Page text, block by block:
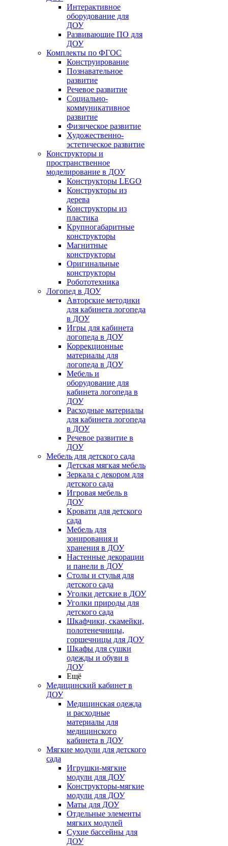
Интерактивное
оборудование для
ДОУ
Развивающие ПО для
ДОУ
Комплекты по ФГОС
Конструирование
Познавательное
развитие
Речевое развитие
Социально-
коммуникативное
развитие
Физическое развитие
Художественно-
эстетическое развитие
Конструкторы и
пространственное
моделирование в ДОУ
Конструкторы LEGO
Конструкторы из
дерева
Конструкторы из
пластика
Крупногабаритные
конструкторы
Магнитные
конструкторы
Оригинальные
конструкторы
Робототехника
Логопед в ДОУ
Авторские методики
для кабинета логопеда
в ДОУ
Игры для кабинета
логопеда в ДОУ
Коррекционные
материалы для
логопеда в ДОУ
Мебель и
оборудование для
кабинета логопеда в
ДОУ
Расходные материалы
для кабинета логопеда
в ДОУ
Речевое развитие в
ДОУ
Мебель для детского сада
Детская мягкая мебель
Зеркала с декором для
детского сада
Игровая мебель в
ДОУ
Кровати для детского
сада
Мебель для
зонирования и
хранения в ДОУ
Настенные декорации
и панели в ДОУ
Столы и стулья для
детского сада
Уголки детские в ДОУ
Уголки природы для
детского сада
Шкафчики, скамейки,
полотенечницы,
горшечницы для ДОУ
Шкафы для сушки
одежды и обуви в
ДОУ
Ещё
Медицинский кабинет в
ДОУ
Медицинская одежда
и расходные
материалы для
медицинского
кабинета в ДОУ
Мягкие модули для детского
сада
Игрушки-мягкие
модули для ДОУ
Конструкторы-мягкие
модули для ДОУ
Маты для ДОУ
Отдельные элементы
мягких модулей
Сухие бассейны для
ДОУ